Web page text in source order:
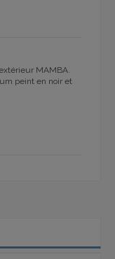
MAMBA.
peint en noir et